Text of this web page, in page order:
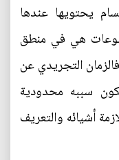
يحتويها عندها
هي في منطق
التجريدي عن
سببه محدودية
أشيائه والتعريف